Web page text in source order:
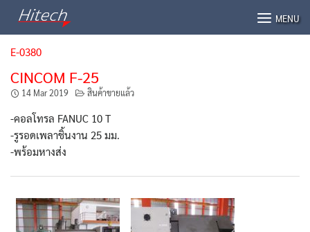
MENU
E-0380
CINCOM F-25
14 Mar 2019 สินค้าขายแล้ว
-คอลโทรล FANUC 10 T
-รูรอดเพลาชิ้นงาน 25 มม.
-พร้อมหางส่ง